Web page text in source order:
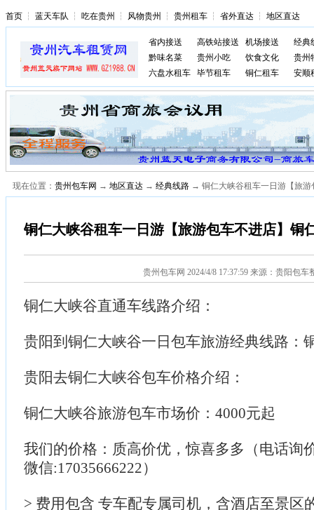
首页 ┆ 蓝天车队 ┆ 吃在贵州 ┆ 风物贵州 ┆ 贵州租车 ┆ 省外直达 ┆ 地区直达
省内接送 高铁站接送 机场接送
经典
黔味名菜
贵州小吃 饮食文化
贵州
六盘水租车
毕节租车 铜仁租车 安顺
现在位置： 贵州包车网 → 地区直达 → 经典线路 → 铜仁大峡谷租车一日游【旅
铜仁大峡谷租车一日游【旅游包车不进店】铜
贵州包车网 2024/4/8 17:37:59 来源：贵阳包车
铜仁大峡谷直通车线路介绍：
贵阳到铜仁大峡谷一日包车旅游经典线路：
贵阳去铜仁大峡谷包车价格介绍：
铜仁大峡谷旅游包车市场价：4000元起
我们的价格：质高价优，惊喜多多（电话询
微信:17035666222）
> 费用包含 专车配专属司机，含酒店至景区